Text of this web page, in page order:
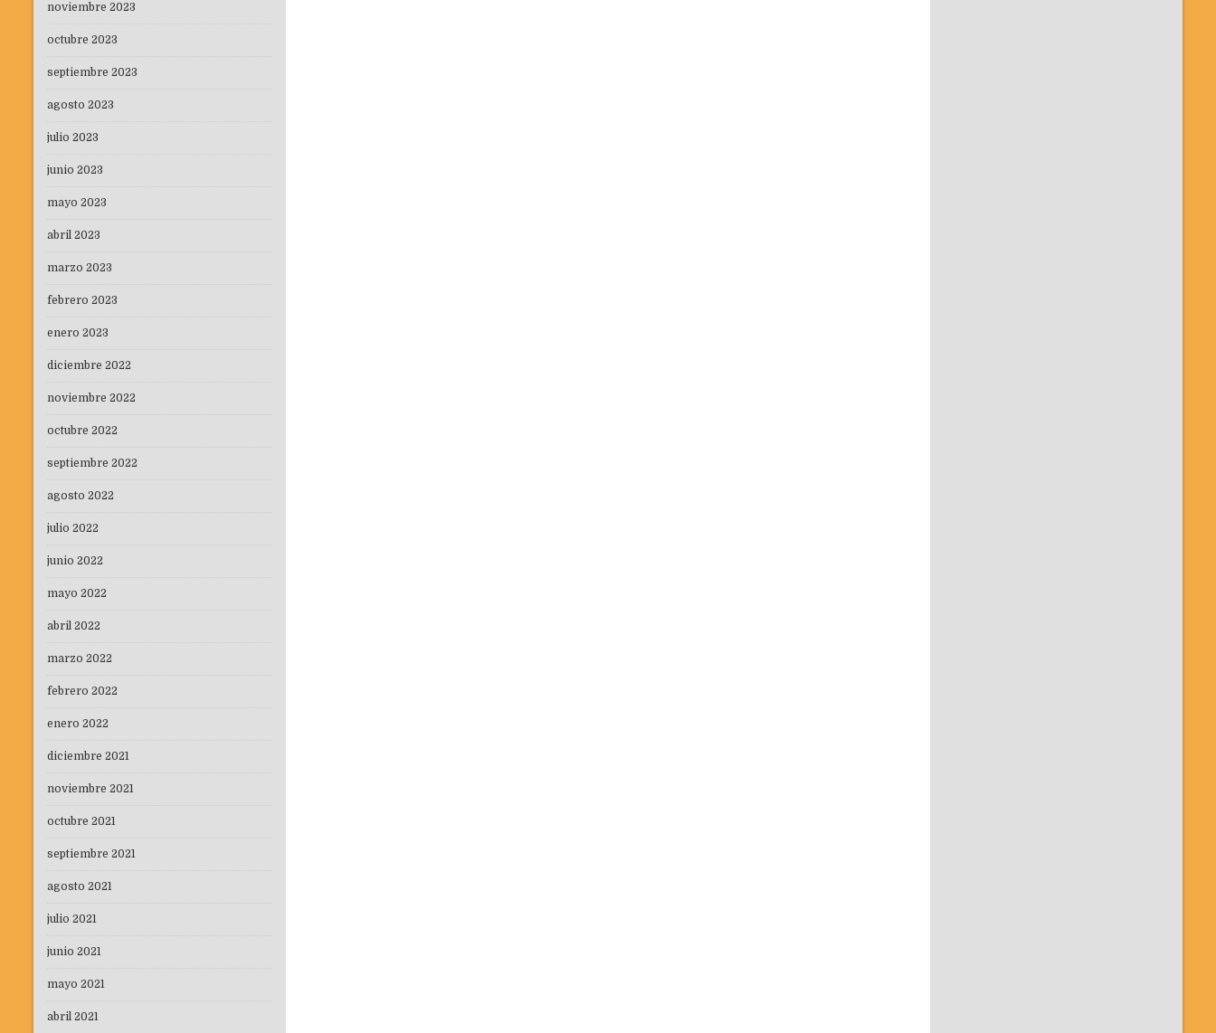
noviembre 2023
octubre 2023
septiembre 2023
agosto 2023
julio 2023
junio 2023
mayo 2023
abril 2023
marzo 2023
febrero 2023
enero 2023
diciembre 2022
noviembre 2022
octubre 2022
septiembre 2022
agosto 2022
julio 2022
junio 2022
mayo 2022
abril 2022
marzo 2022
febrero 2022
enero 2022
diciembre 2021
noviembre 2021
octubre 2021
septiembre 2021
agosto 2021
julio 2021
junio 2021
mayo 2021
abril 2021